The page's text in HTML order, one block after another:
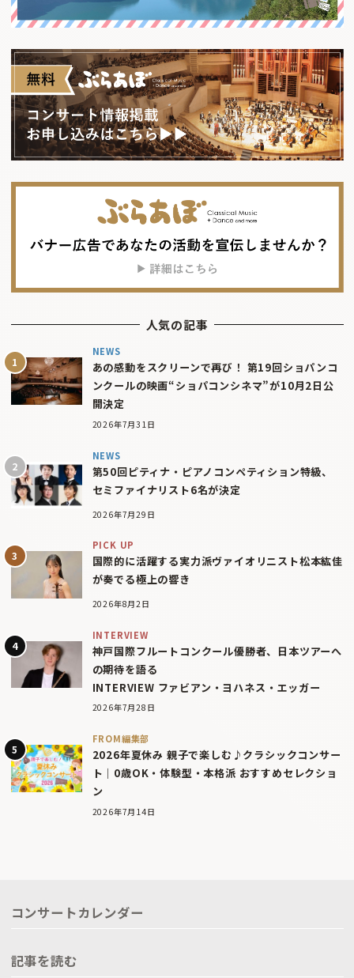
人気の記事
NEWS
あの感動をスクリーンで再び！ 第19回ショパンコ
ンクールの映画“ショパコンシネマ”が10月2日公
開決定
2026年7月31日
NEWS
第50回ピティナ・ピアノコンペティション特級、
セミファイナリスト6名が決定
2026年7月29日
PICK UP
国際的に活躍する実力派ヴァイオリニスト松本紘佳
が奏でる極上の響き
2026年8月2日
INTERVIEW
神戸国際フルートコンクール優勝者、日本ツアーへ
の期待を語る
INTERVIEW ファビアン・ヨハネス・エッガー
2026年7月28日
FROM編集部
2026年夏休み 親子で楽しむ♪クラシックコンサー
ト｜0歳OK・体験型・本格派 おすすめセレクショ
ン
2026年7月14日
コンサートカレンダー
記事を読む